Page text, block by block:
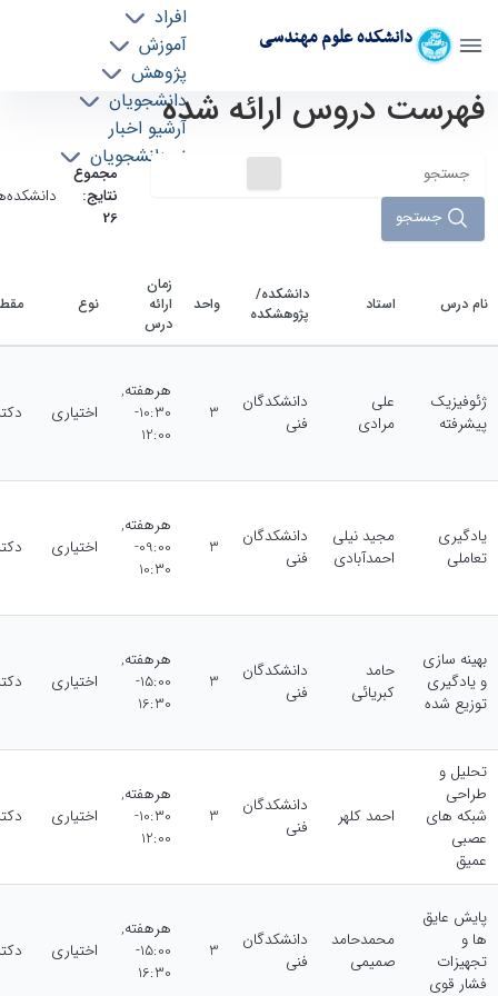
دانشکده علوم مهندسی
افراد
آموزش
پژوهش
دانشجویان
آرشیو اخبار
نو دانشجویان
دروس ارائه شده - دانشکده علوم مهندسی esc
فهرست دروس ارائه شده
جستجو
مجموع
نتایج:
26
نام درس استاد
دانشکده/
پژوهشکده
واحد
زمان
ارائه
درس
نوع
ژئوفیزیک
پیشرفته
علی
مرادی
دانشکدگان
‌فنی
3
هرهفته,
10:30-
12:00
اختیاری
یادگیری
تعاملی
مجید نیلی
احمدآبادی
دانشکدگان
‌فنی
3
هرهفته,
09:00-
10:30
اختیاری
بهینه سازی
و یادگیری
توزیع شده
حامد
کبریائی
دانشکدگان
‌فنی
3
هرهفته,
15:00-
16:30
اختیاری
تحلیل و
طراحی
شبکه های
عصبی
عمیق
احمد کلهر
دانشکدگان
‌فنی
3
هرهفته,
10:30-
12:00
اختیاری
پایش عایق
ها و
تجهیزات
فشار قوی
محمدحامد
صمیمی
دانشکدگان
‌فنی
3
هرهفته,
15:00-
16:30
اختیاری